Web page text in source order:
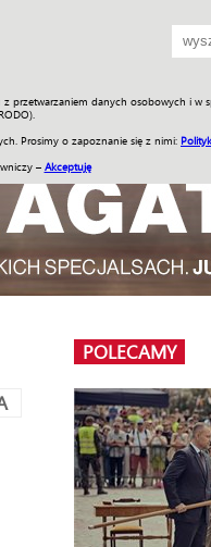
przetwarzaniem danych osobowych i w
Prosimy o zapoznanie się z nimi:
– Akceptuję
SKLEP
POLECAMY